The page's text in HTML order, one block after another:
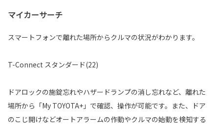
マイカーサーチ
スマートフォンで離れた場所からクルマの状況がわかります。
T-Connect スタンダード(22)
ドアロックの施錠忘れやハザードランプの消し忘れなど、離れた
場所から「My TOYOTA+」で確認、操作が可能です。また、ドア
のこじ開けなどオートアラームの作動やクルマの始動を検知する